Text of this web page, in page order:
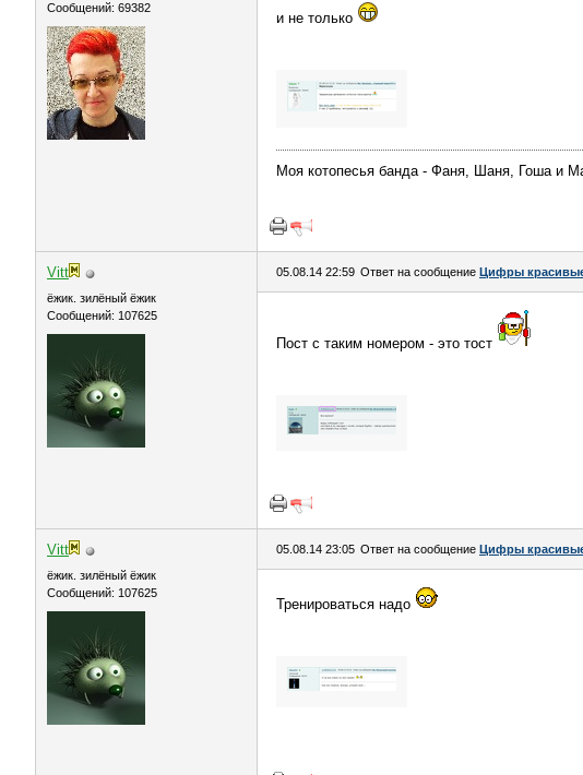
Сообщений: 69382
и не только
Моя котопесья банда - Фаня, Шаня, Гоша и
Vitt
ёжик. зилёный ёжик
Сообщений: 107625
05.08.14 22:59 Ответ на сообщение Цифры
Пост с таким номером - это тост
Vitt
ёжик. зилёный ёжик
Сообщений: 107625
05.08.14 23:05 Ответ на сообщение Цифры
Тренироваться надо